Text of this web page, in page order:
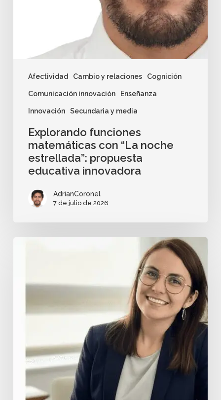
Afectividad Cambio y relaciones Cognición
Comunicación innovación Enseñanza
Innovación Secundaria y media
Explorando funciones
matemáticas con “La noche
estrellada”: propuesta
educativa innovadora
AdrianCoronel
7 de julio de 2026